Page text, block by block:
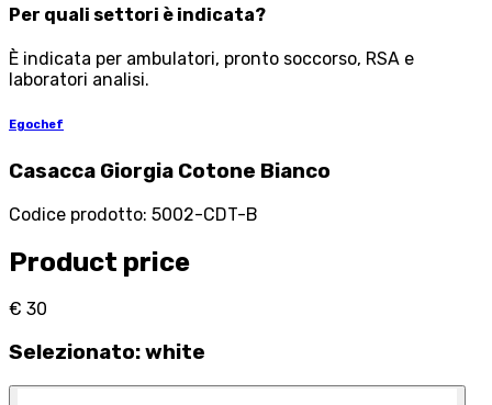
Per quali settori è indicata?
È indicata per ambulatori, pronto soccorso, RSA e
laboratori analisi.
Egochef
Casacca Giorgia Cotone Bianco
Codice prodotto: 5002-CDT-B
Product price
€ 30
Selezionato:white